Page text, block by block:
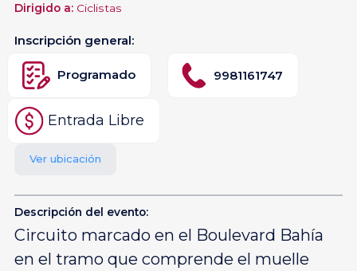
Dirigido a: Ciclistas
Inscripción general:
Programado 9981161747
Entrada Libre
Ver ubicación
Descripción del evento:
Circuito marcado en el Boulevard Bahía
en el tramo que comprende el muelle